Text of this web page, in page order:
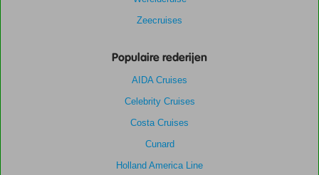
Zeecruises
Populaire rederijen
AIDA Cruises
Celebrity Cruises
Costa Cruises
Cunard
Holland America Line